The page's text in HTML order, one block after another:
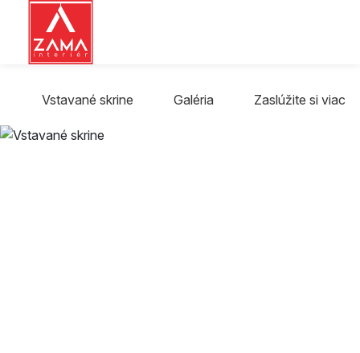
Vstavané skrine Galéria Zaslúžite si viac